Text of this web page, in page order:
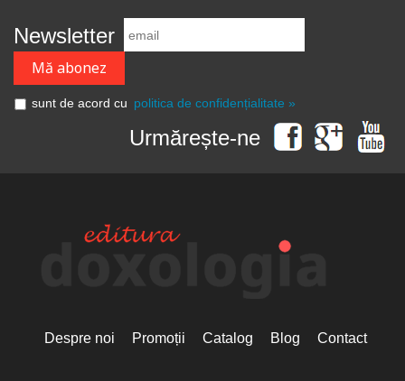
Newsletter
sunt de acord cu politica de confidențialitate »
Urmărește-ne
Despre noi Promoții Catalog Blog Contact